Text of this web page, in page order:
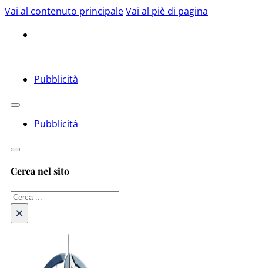
Vai al contenuto principaleVai al piè di pagina
Pubblicità
Pubblicità
Cerca nel sito
Cerca
×